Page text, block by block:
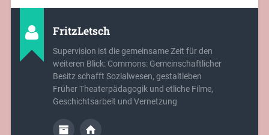
FritzLetsch
Supervision ist die gemeinsame Zeit für den
weiteren Blick: Commons: Gemeinschaftlicher
Besitz schafft Sozialwesen, gestaltleben
Früher Theaterpädagogik und etliche Filme,
Geschichtsarbeit und Vernetzung